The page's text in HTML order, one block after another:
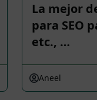
La mejor
para SEO
etc., …
Aneel